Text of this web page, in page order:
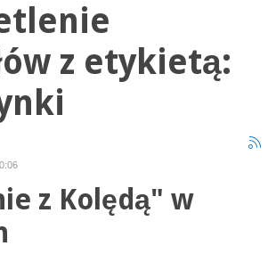
z etykietą:
z Kolędą" w